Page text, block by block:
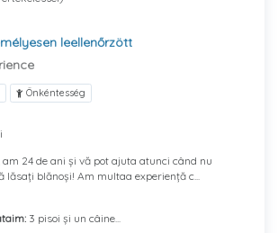
leellenőrzött
Önkéntesség
am 24 de ani și vă pot ajuta atunci când nu
lăsați blănoși! Am multaa experiență c...
3 pisoi și un câine...